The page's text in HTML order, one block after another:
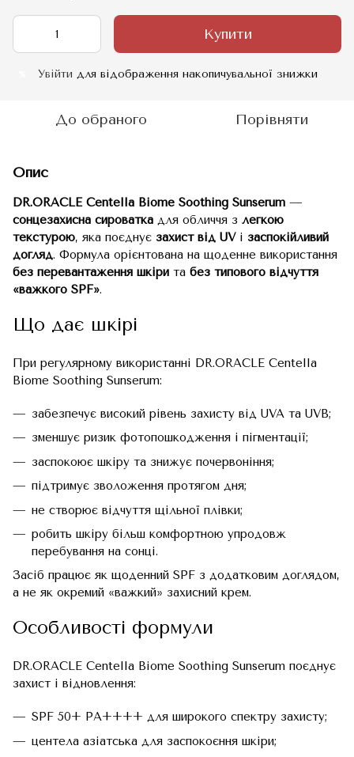
Купити
Увійти для відображення накопичувальної знижки
До обраного Порівняти
Опис
DR.ORACLE Centella Biome Soothing Sunserum —
сонцезахисна сироватка для обличчя з легкою
текстурою, яка поєднує захист від UVі заспокійливий
догляд. Формула орієнтована на щоденне використання
без перевантаження шкіри та без типового відчуття
«важкого SPF».
Що дає шкірі
При регулярному використанні DR.ORACLE Centella
Biome Soothing Sunserum:
забезпечує високий рівень захисту від UVA та UVB;
зменшує ризик фотопошкодження і пігментації;
заспокоює шкіру та знижує почервоніння;
підтримує зволоження протягом дня;
не створює відчуття щільної плівки;
робить шкіру більш комфортною упродовж
перебування на сонці.
Засіб працює як щоденний SPF з додатковим доглядом,
а не як окремий «важкий» захисний крем.
Особливості формули
DR.ORACLE Centella Biome Soothing Sunserum поєднує
захист і відновлення:
SPF 50+ PA++++ для широкого спектру захисту;
центела азіатська для заспокоєння шкіри;